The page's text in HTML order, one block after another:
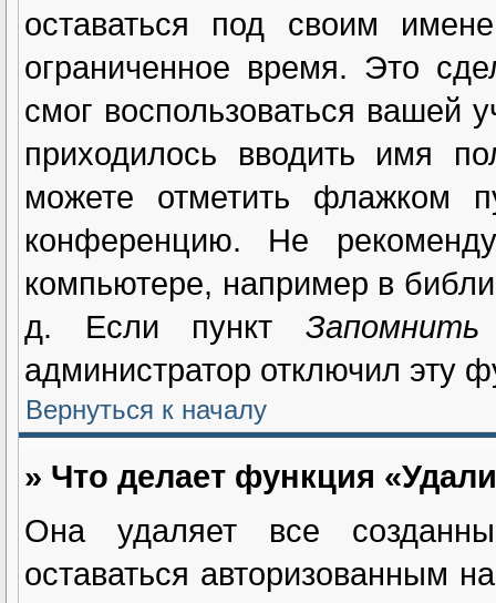
оставаться под своим
ограниченное время. Это
смог воспользоваться вашей
приходилось вводить имя
можете отметить флажком
конференцию. Не
компьютере, например в
д. Если пункт
администратор отключил эту
Вернуться к началу
» Что делает функция
Она удаляет все
оставаться авторизованным